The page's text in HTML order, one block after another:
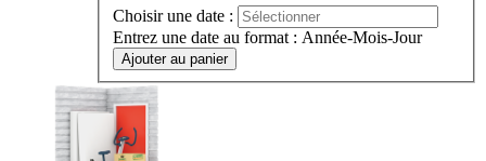
Choisir une date :
Entrez une date au format : Année-Mois-Jour
Ajouter au panier